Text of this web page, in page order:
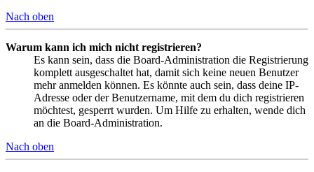
Nach oben
Warum kann ich mich nicht registrieren?
Es kann sein, dass die Board-Administration die Registrierung
komplett ausgeschaltet hat, damit sich keine neuen Benutzer
mehr anmelden können. Es könnte auch sein, dass deine IP-
Adresse oder der Benutzername, mit dem du dich registrieren
möchtest, gesperrt wurden. Um Hilfe zu erhalten, wende dich
an die Board-Administration.
Nach oben